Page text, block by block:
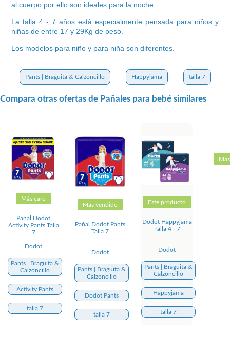
al cuerpo por ello son ideales para la noche.
La talla 4 - 7 años está especialmente pensada para niños y
niñas de entre 17 y 29Kg de peso.
Los modelos para niño y para niña son diferentes.
Pants | Braguita & Calzoncillo Happyjama talla 7
Compara otras ofertas de Pañales para bebé similares
Más caro
Pañal Dodot
Activity Pants Talla
7
Dodot
Pants | Braguita &
Calzoncillo
Activity Pants
talla 7
Más vendido
Pañal Dodot Pants
Talla 7
Dodot
Pants | Braguita &
Calzoncillo
Dodot Pants
talla 7
Este producto
Dodot Happyjama
Talla 4 - 7
Dodot
Pants | Braguita &
Calzoncillo
Happyjama
talla 7